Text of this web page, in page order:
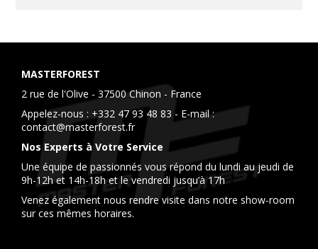
MASTERFOREST
2 rue de l'Olive - 37500 Chinon - France
Appelez-nous : +332 47 93 48 83 - E-mail :
contact@masterforest.fr
Nos Experts à Votre Service
Une équipe de passionnés vous répond du lundi au jeudi de
9h-12h et 14h-18h et le vendredi jusqu’à 17h
Venez également nous rendre visite dans notre show-room
sur ces mêmes horaires.